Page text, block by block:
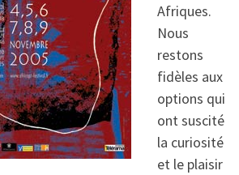
Afriques.
Nous
restons
fidèles aux
options qui
ont suscité
la curiosité
et le plaisir